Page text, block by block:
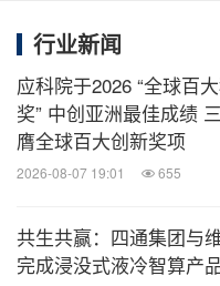
行业新闻
应科院于2026 “全球百
奖” 中创亚洲最佳成绩
膺全球百大创新奖项
2026-08-07 19:01 655
共生共赢：四通集团与
完成浸没式液冷智算产